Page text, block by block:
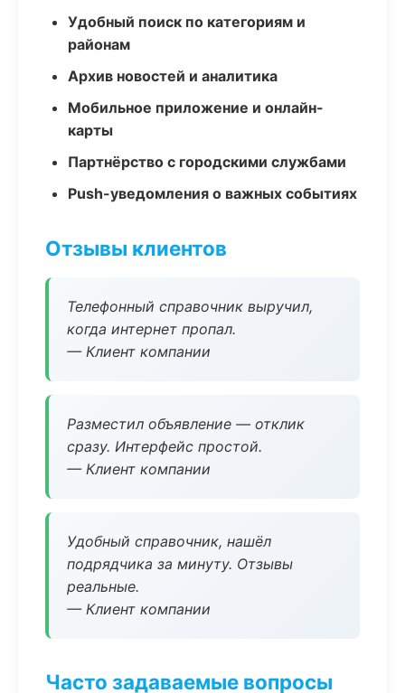
Удобный поиск по категориям и
районам
Архив новостей и аналитика
Мобильное приложение и онлайн-
карты
Партнёрство с городскими службами
Push-уведомления о важных событиях
Отзывы клиентов
Телефонный справочник выручил,
когда интернет пропал.
— Клиент компании
Разместил объявление — отклик
сразу. Интерфейс простой.
— Клиент компании
Удобный справочник, нашёл
подрядчика за минуту. Отзывы
реальные.
— Клиент компании
Часто задаваемые вопросы